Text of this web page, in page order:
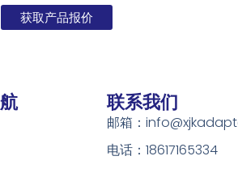
获取产品报价
联系我们
邮箱：
电话：18617165334